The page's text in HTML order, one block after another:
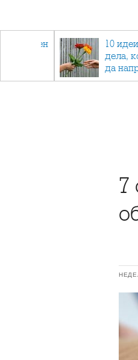
- намален
10
дела,
да
7